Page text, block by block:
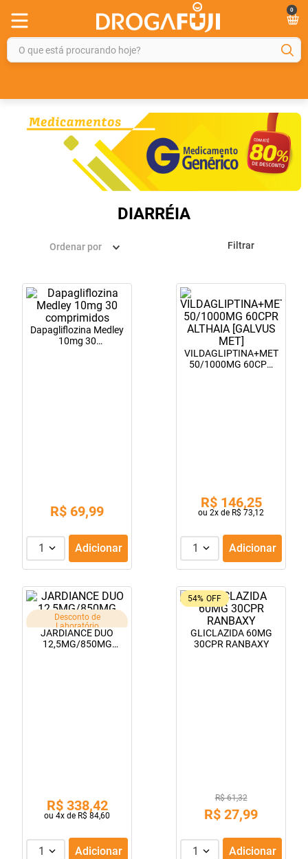
0
O que está procurando hoje?
DIARRÉIA
Ordenar por Filtrar
Dapagliflozina Medley
10mg 30
R$ 69,99
1 Adicionar
VILDAGLIPTINA+MET
50/1000MG 60CPR
R$ 146,25
ou 2x de R$ 73,12
1 Adicionar
Desconto de
Laboratório
JARDIANCE DUO
12,5MG/850MG
R$ 338,42
ou 4x de R$ 84,60
1 Adicionar
54% OFF
GLICLAZIDA 60MG
30CPR RANBAXY
R$ 61,32
R$ 27,99
1 Adicionar
gelmax
mounjaro
rosuvastatina 20mg
dipirona
tadalafila
soro fisiológico